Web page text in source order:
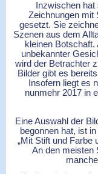
Inzwischen
Zeichnungen mit
gesetzt. Sie
Szenen aus dem
kleinen
unbekannter
wird der Betrachter
Bilder gibt es
Insofern liegt es
nunmehr 2017 in
Eine Auswahl der
begonnen hat, ist
„Mit Stift und Farbe
An den meisten